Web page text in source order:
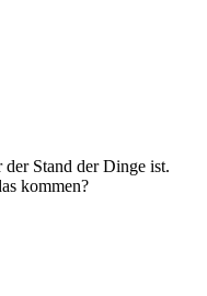
Stand der Dinge ist.
kommen?